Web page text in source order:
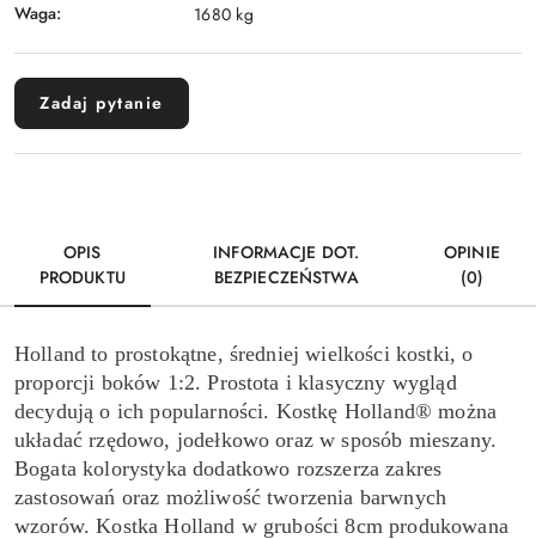
Waga:
1680 kg
Zadaj pytanie
OPIS
PRODUKTU
INFORMACJE DOT.
BEZPIECZEŃSTWA
OPINIE
(0)
Holland to prostokątne, średniej wielkości kostki, o
proporcji boków 1:2. Prostota i klasyczny wygląd
decydują o ich popularności. Kostkę Holland® można
układać rzędowo, jodełkowo oraz w sposób mieszany.
Bogata kolorystyka dodatkowo rozszerza zakres
zastosowań oraz możliwość tworzenia barwnych
wzorów. Kostka Holland w grubości 8cm produkowana